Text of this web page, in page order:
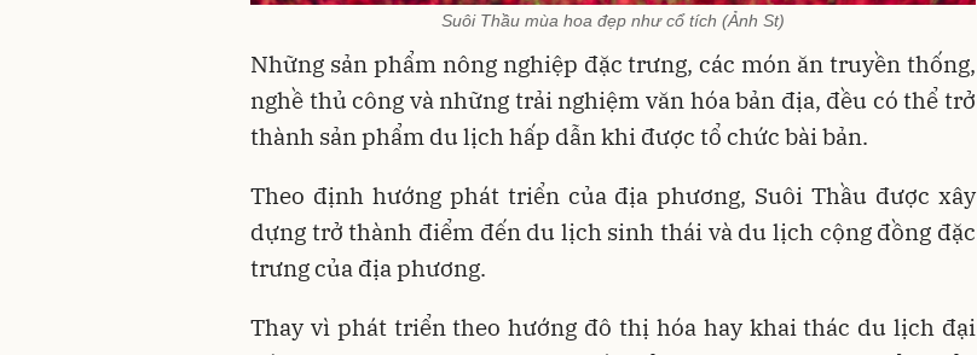
Suôi Thầu mùa hoa đẹp như cổ tích (Ảnh St)
Những sản phẩm nông nghiệp đặc trưng, các món ăn truyền thống,
nghề thủ công và những trải nghiệm văn hóa bản địa, đều có thể trở
thành sản phẩm du lịch hấp dẫn khi được tổ chức bài bản.
Theo định hướng phát triển của địa phương, Suôi Thầu được xây
dựng trở thành điểm đến du lịch sinh thái và du lịch cộng đồng đặc
trưng của địa phương.
Thay vì phát triển theo hướng đô thị hóa hay khai thác du lịch đại